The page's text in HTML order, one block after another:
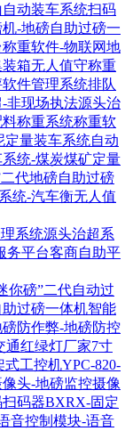
动装车系统扫码
-地磅自助过磅一
称重软件-物联网地
箱无人值守称重
件管理系统排队
非现场执法源头治
称重系统称重软
定量装车系统自动
统-煤炭煤矿定量
代地磅自助过磅
统-汽车衡无人值
系统源头治超系
务平台客商自助平
你磅”二代自动过
过磅一体机智能
磅防作弊-地磅防控
通红绿灯厂家7寸
式工控机YPC-820-
头-地磅监控摄像
码器BXRX-固定
音控制模块-语音